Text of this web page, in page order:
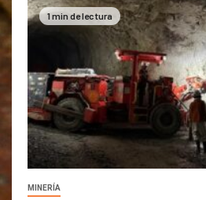
1 min de lectura
MINERÍA